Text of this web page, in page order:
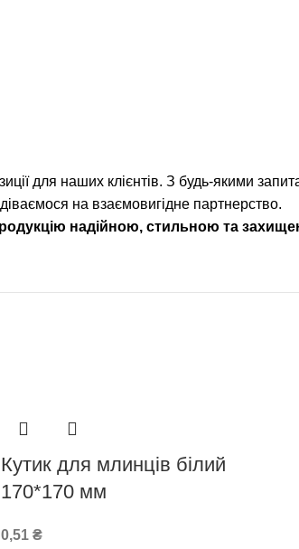
для наших клієнтів. З будь-якими
на взаємовигідне партнерство.
надійною, стильною та
Кутик для млинців білий
170*170 мм
0,51 ₴